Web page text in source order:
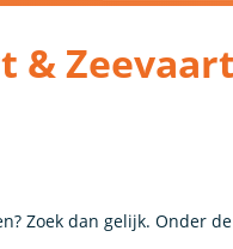
& Zeevaart
Zoek dan gelijk. Onder